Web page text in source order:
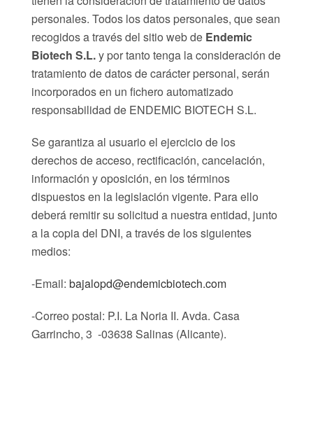
personales. Todos los datos personales, que sean
recogidos a través del sitio web de Endemic
Biotech S.L.y por tanto tenga la consideración de
tratamiento de datos de carácter personal, serán
incorporados en un fichero automatizado
responsabilidad de ENDEMIC BIOTECH S.L.
Se garantiza al usuario el ejercicio de los
derechos de acceso, rectificación, cancelación,
información y oposición, en los términos
dispuestos en la legislación vigente. Para ello
deberá remitir su solicitud a nuestra entidad, junto
a la copia del DNI, a través de los siguientes
medios:
-Email: bajalopd@endemicbiotech.com
-Correo postal: P.I. La Noria II. Avda. Casa
Garrincho, 3 -03638 Salinas (Alicante).